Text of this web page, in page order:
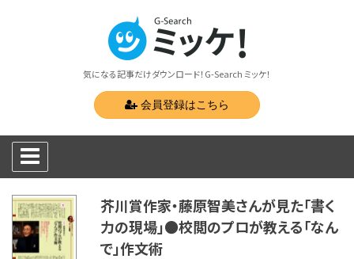
気になる記事だけダウンロード！G-Search ミッケ！
会員登録はこちら
芥川賞作家・藤原智美さんが見た「書く
力の現場」●校閲のプロが教える「なん
で」作文術